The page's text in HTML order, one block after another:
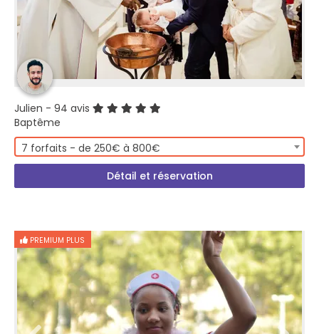
Julien - 94 avis
Baptême
7 forfaits - de 250€ à 800€
Détail et réservation
PREMIUM PLUS